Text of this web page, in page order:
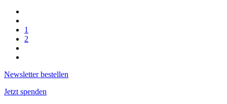
1
2
Newsletter bestellen
Jetzt spenden